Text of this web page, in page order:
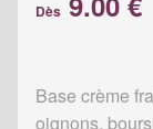
Dès
Base crème
oignons,